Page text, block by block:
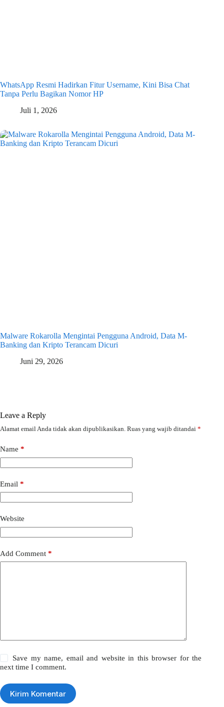
WhatsApp Resmi Hadirkan Fitur Username, Kini Bisa Chat
Tanpa Perlu Bagikan Nomor HP
Juli 1, 2026
Malware Rokarolla Mengintai Pengguna Android, Data M-
Banking dan Kripto Terancam Dicuri
Juni 29, 2026
Leave a Reply
Alamat email Anda tidak akan dipublikasikan. Ruas yang wajib ditandai *
Name *
Email *
Website
Add Comment *
Save my name, email and website in this browser for the
next time I comment.
Kirim Komentar